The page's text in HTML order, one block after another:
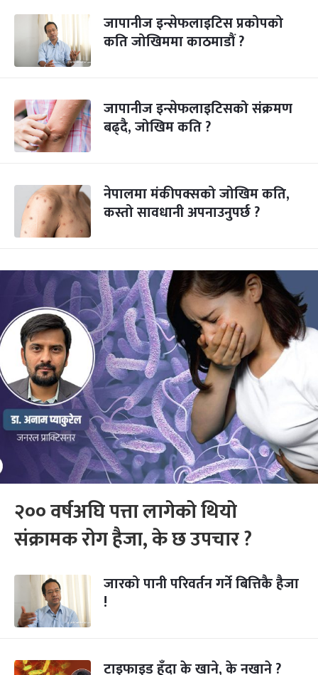
जापानीज इन्सेफलाइटिस प्रकोपको
कति जोखिममा काठमाडौं ?
जापानीज इन्सेफलाइटिसको संक्रमण
बढ्दै, जोखिम कति ?
नेपालमा मंकीपक्सको जोखिम कति,
कस्तो सावधानी अपनाउनुपर्छ ?
२०० वर्षअघि पत्ता लागेको थियो
संक्रामक रोग हैजा, के छ उपचार ?
जारको पानी परिवर्तन गर्ने बित्तिकै हैजा
!
टाइफाइड हुँदा के खाने, के नखाने ?